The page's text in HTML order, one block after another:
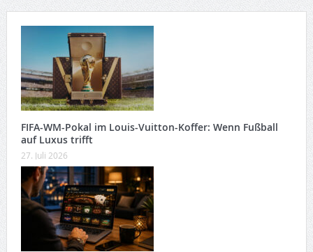
FIFA-WM-Pokal im Louis-Vuitton-Koffer: Wenn Fußball
auf Luxus trifft
27. Juli 2026